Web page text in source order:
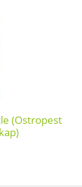
(Ostropest